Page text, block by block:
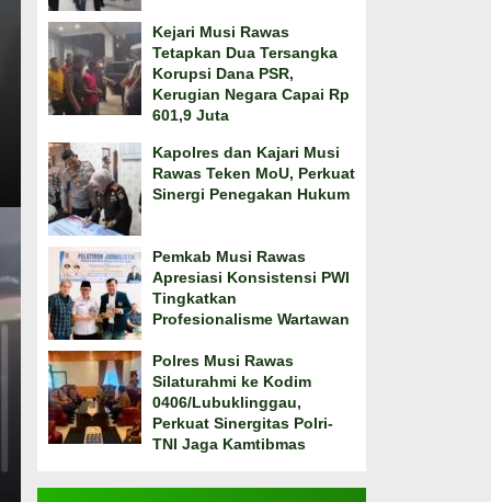
Kejari Musi Rawas
Tetapkan Dua Tersangka
Korupsi Dana PSR,
Kerugian Negara Capai Rp
601,9 Juta
Kapolres dan Kajari Musi
Rawas Teken MoU, Perkuat
Sinergi Penegakan Hukum
Pemkab Musi Rawas
Apresiasi Konsistensi PWI
Tingkatkan
Profesionalisme Wartawan
Polres Musi Rawas
Silaturahmi ke Kodim
0406/Lubuklinggau,
Perkuat Sinergitas Polri-
TNI Jaga Kamtibmas